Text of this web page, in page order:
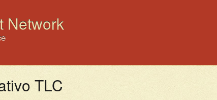
Network
TLC